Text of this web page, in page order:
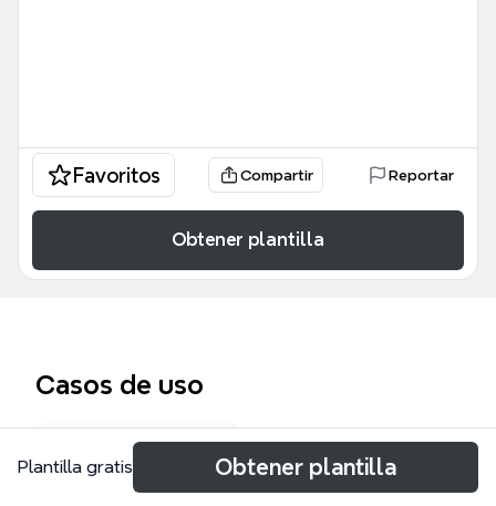
Favoritos Compartir Reportar
Obtener plantilla
Casos de uso
Notas de ciencias
Plantilla gratis Obtener plantilla